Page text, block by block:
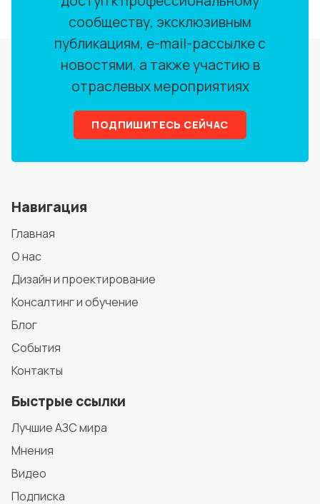
сообществу, эксклюзивным
публикациям, e-mail-рассылке с
новостями, а также участию в
отраслевых мероприятиях
ПОДПИШИТЕСЬ СЕЙЧАС
Навигация
Главная
О нас
Дизайн и проектирование
Консалтинг и обучение
Блог
События
Контакты
Быстрые ссылки
Лучшие АЗС мира
Мнения
Видео
Подписка